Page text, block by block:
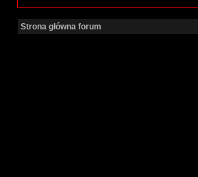
Strona główna forum